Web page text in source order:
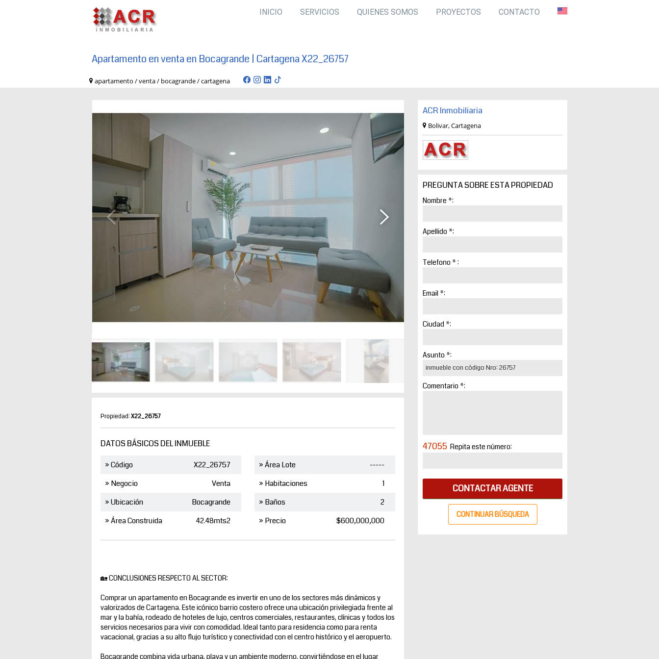
INICIO SERVICIOS QUIENES SOMOS PROYECTOS CONTACTO
Apartamento en venta en Bocagrande | Cartagena X22_26757
apartamento / venta / bocagrande / cartagena
Propiedad:X22_26757
DATOS BÁSICOS DEL INMUEBLE
» Código
X22_26757
» Negocio
Venta
» Ubicación
Bocagrande
» Área Construida
42.48mts2
» Área Lote
-----
» Habitaciones
1
» Baños
2
» Precio
$600,000,000
🏡 CONCLUSIONES RESPECTO AL SECTOR:
Comprar un apartamento en Bocagrande es invertir en uno de los sectores más dinámicos y
valorizados de Cartagena. Este icónico barrio costero ofrece una ubicación privilegiada frente al
mar y la bahía, rodeado de hoteles de lujo, centros comerciales, restaurantes, clínicas y todos los
servicios necesarios para vivir con comodidad. Ideal tanto para residencia como para renta
vacacional, gracias a su alto flujo turístico y conectividad con el centro histórico y el aeropuerto.
Bocagrande combina vida urbana, playa y un ambiente moderno, convirtiéndose en el lugar
ACR Inmobiliaria
Bolivar, Cartagena
PREGUNTA SOBRE ESTA PROPIEDAD
Nombre *:
Apellido *:
Telefono * :
Email *:
Ciudad *:
Asunto *:
Comentario *:
47055 Repita este número:
CONTACTAR AGENTE
CONTINUAR BÚSQUEDA